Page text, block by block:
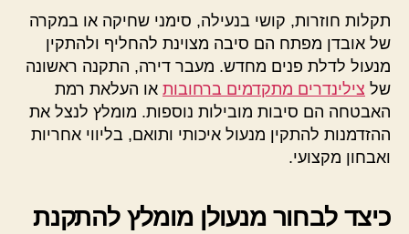
תקלות חוזרות, קושי בנעילה, סימני שחיקה או במקרה
של אובדן מפתח הם סיבה מצוינת להחליף ולהתקין
מנעול לדלת פנים מחדש. מעבר דירה, התקנה ראשונה
של צילינדרים מתקדמים ברחובות או העלאת רמת
האבטחה הם סיבות מובילות נוספות. מומלץ לנצל את
ההזדמנות להתקין מנעול איכותי ותואם, בליווי אחריות
ואבחון מקצועי.
כיצד לבחור מנעולן מומלץ להתקנת